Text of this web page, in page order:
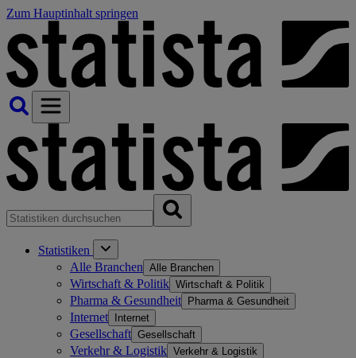
Zum Hauptinhalt springen
Statistiken
Alle Branchen Alle Branchen
Wirtschaft & Politik Wirtschaft & Politik
Pharma & Gesundheit Pharma & Gesundheit
Internet Internet
Gesellschaft Gesellschaft
Verkehr & Logistik Verkehr & Logistik